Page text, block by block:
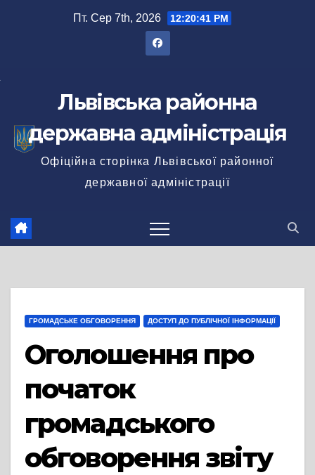
Пт. Сер 7th, 2026 12:20:41 PM
Львівська районна
державна адміністрація
Офіційна сторінка Львівської районної
державної адміністрації
ГРОМАДСЬКЕ ОБГОВОРЕННЯ ДОСТУП ДО ПУБЛІЧНОЇ ІНФОРМАЦІЇ
Оголошення про
початок
громадського
обговорення звіту